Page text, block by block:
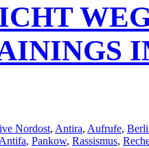
Nordost, Antira, Aufrufe,
, Pankow, Rassismus,